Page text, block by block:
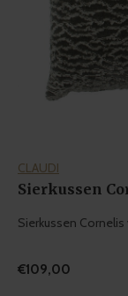
CLAUDI
Sierkussen
Sierkussen
€109,00